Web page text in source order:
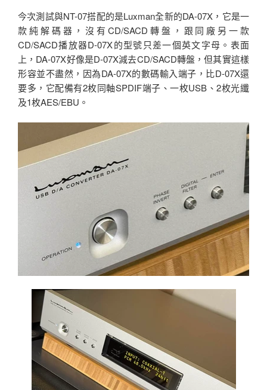
今次測試與NT-07搭配的是Luxman全新的DA-07X，它是一
款純解碼器，沒有CD/SACD轉盤，跟同廠另一款
CD/SACD播放器D-07X的型號只差一個英文字母。表面
上，DA-07X好像是D-07X減去CD/SACD轉盤，但其實這樣
形容並不盡然，因為DA-07X的數碼輸入端子，比D-07X還
要多，它配備有2枚同軸SPDIF端子、一枚USB、2枚光纖
及1枚AES/EBU。